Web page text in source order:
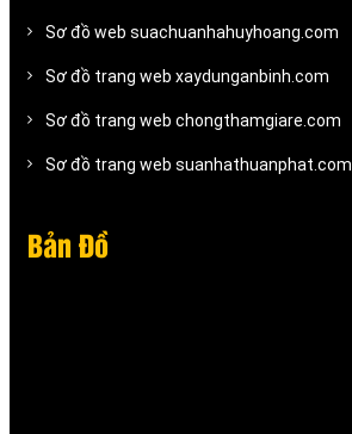
Sơ đồ web suachuanhahuyhoang.com
Sơ đồ trang web xaydunganbinh.com
Sơ đồ trang web chongthamgiare.com
Sơ đồ trang web suanhathuanphat.com
Bản Đồ